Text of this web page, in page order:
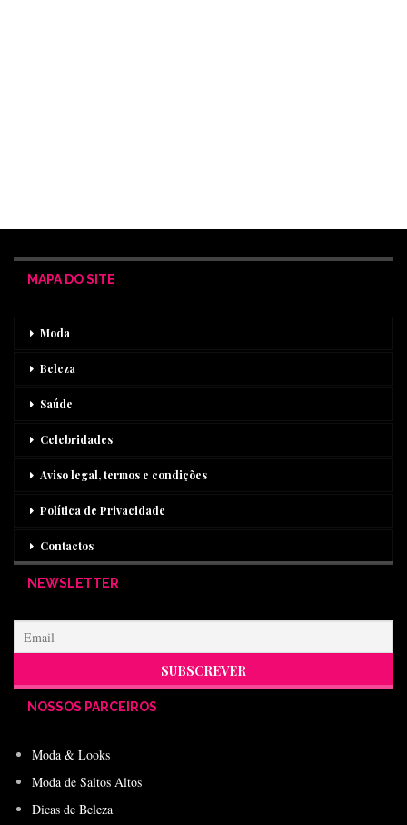
MAPA DO SITE
Moda
Beleza
Saúde
Celebridades
Aviso legal, termos e condições
Política de Privacidade
Contactos
NEWSLETTER
NOSSOS PARCEIROS
Moda & Looks
Moda de Saltos Altos
Dicas de Beleza